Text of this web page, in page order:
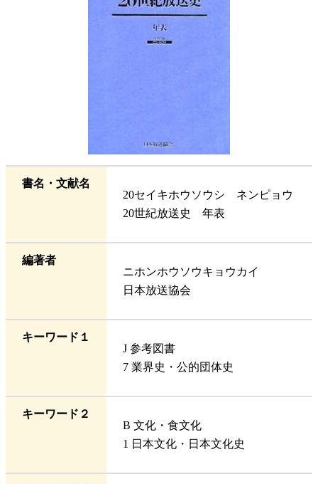
書名・文献名
20セイキホウソウシ ネンピョウ
20世紀放送史 年表
編著者
ニホンホウソウキョウカイ
日本放送協会
キーワード１
J 参考図書
7 業界史・公的団体史
キーワード２
B 文化・食文化
1 日本文化・日本文化史